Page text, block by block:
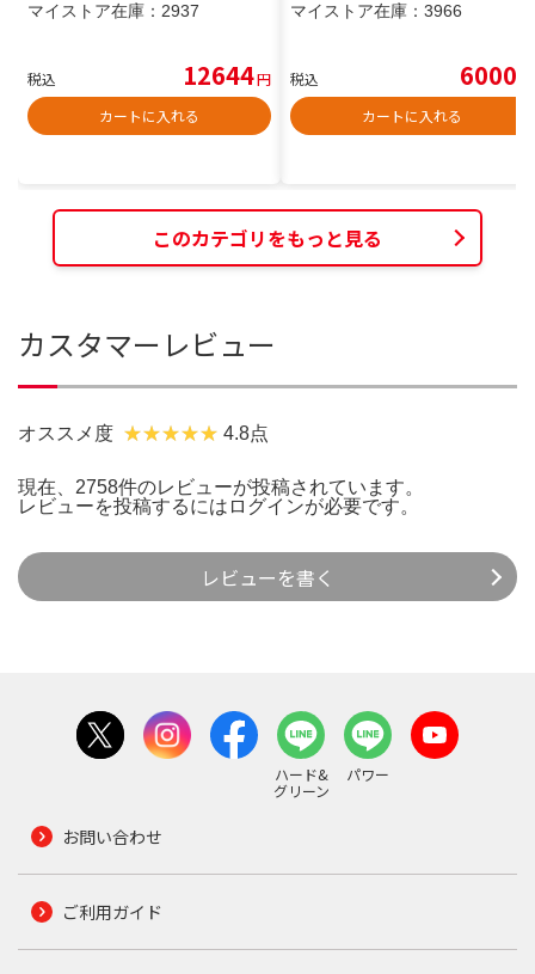
マイストア在庫： 2937
税込 12644円
カートに入れる
マイストア在庫： 3966
税込 6000
カートに入れる
このカテゴリをもっと見る
カスタマーレビュー
オススメ度 4.8点
現在、2758件のレビューが投稿されています。
レビューを投稿するには ログインが必要です。
レビューを書く
ハード&
グリーン
パワー
お問い合わせ
ご利用ガイド